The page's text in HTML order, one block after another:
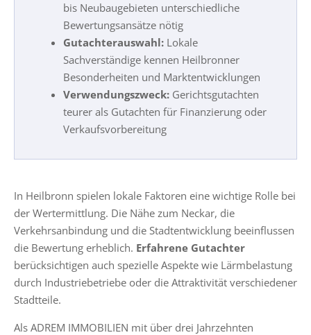
bis Neubaugebieten unterschiedliche
Bewertungsansätze nötig
Gutachterauswahl: Lokale
Sachverständige kennen Heilbronner
Besonderheiten und Marktentwicklungen
Verwendungszweck: Gerichtsgutachten
teurer als Gutachten für Finanzierung oder
Verkaufsvorbereitung
In Heilbronn spielen lokale Faktoren eine wichtige Rolle bei
der Wertermittlung. Die Nähe zum Neckar, die
Verkehrsanbindung und die Stadtentwicklung beeinflussen
die Bewertung erheblich. Erfahrene Gutachter
berücksichtigen auch spezielle Aspekte wie Lärmbelastung
durch Industriebetriebe oder die Attraktivität verschiedener
Stadtteile.
Als ADREM IMMOBILIEN mit über drei Jahrzehnten